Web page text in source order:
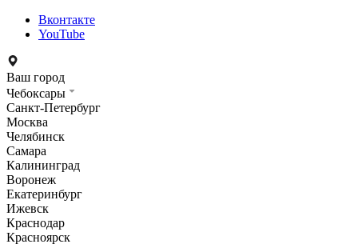
Вконтакте
YouTube
Ваш город
Чебоксары
Санкт-Петербург
Москва
Челябинск
Самара
Калининград
Воронеж
Екатеринбург
Ижевск
Краснодар
Красноярск